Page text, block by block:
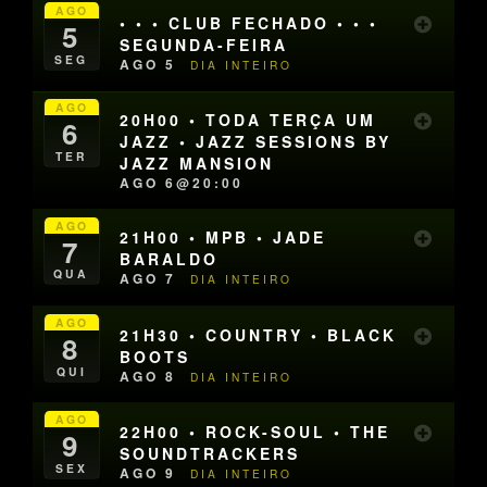
AGO
5
SEG
• • • CLUB FECHADO • • •
SEGUNDA-FEIRA
AGO 5 DIA INTEIRO
AGO
6
TER
20H00 • TODA TERÇA UM
JAZZ • JAZZ SESSIONS BY
JAZZ MANSION
AGO 6@20:00
AGO
7
QUA
21H00 • MPB • JADE
BARALDO
AGO 7 DIA INTEIRO
AGO
8
QUI
21H30 • COUNTRY • BLACK
BOOTS
AGO 8 DIA INTEIRO
AGO
9
SEX
22H00 • ROCK-SOUL • THE
SOUNDTRACKERS
AGO 9 DIA INTEIRO